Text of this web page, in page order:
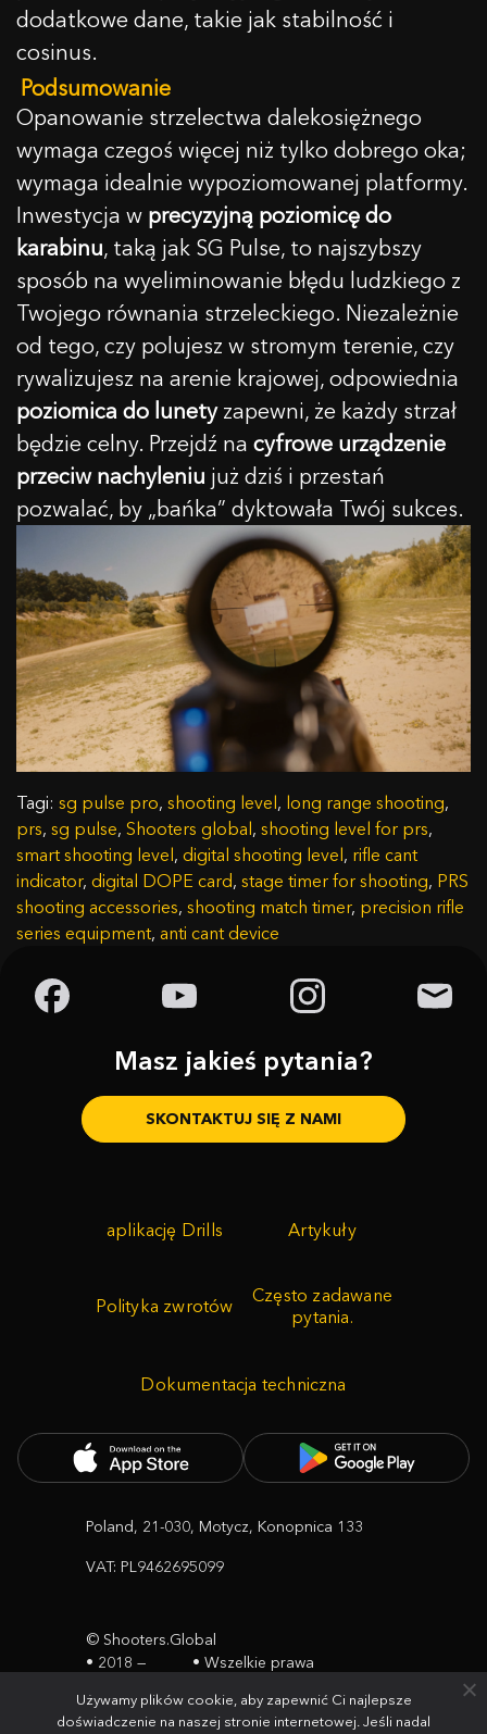
dodatkowe dane, takie jak stabilność i
cosinus.
Podsumowanie
Opanowanie strzelectwa dalekosiężnego
wymaga czegoś więcej niż tylko dobrego oka;
wymaga idealnie wypoziomowanej platformy.
Inwestycja w precyzyjną poziomicę do
karabinu, taką jak SG Pulse, to najszybszy
sposób na wyeliminowanie błędu ludzkiego z
Twojego równania strzeleckiego. Niezależnie
od tego, czy polujesz w stromym terenie, czy
rywalizujesz na arenie krajowej, odpowiednia
poziomica do lunetyzapewni, że każdy strzał
będzie celny. Przejdź na cyfrowe urządzenie
przeciw nachyleniu już dziś i przestań
pozwalać, by „bańka” dyktowała Twój sukces.
Tagi: sg pulse pro, shooting level, long range shooting,
prs, sg pulse, Shooters global, shooting level for prs,
smart shooting level, digital shooting level, rifle cant
indicator, digital DOPE card, stage timer for shooting, PRS
shooting accessories, shooting match timer, precision rifle
series equipment, anti cant device
Masz jakieś pytania?
SKONTAKTUJ SIĘ Z NAMI
aplikację Drills Artykuły
Polityka zwrotów
Często zadawane
pytania.
Dokumentacja techniczna
Poland, 21-030, Motycz, Konopnica 133
VAT: PL9462695099
© Shooters.Global
• 2018 —
• Wszelkie prawa
Używamy plików cookie, aby zapewnić Ci najlepsze
doświadczenie na naszej stronie internetowej. Jeśli nadal